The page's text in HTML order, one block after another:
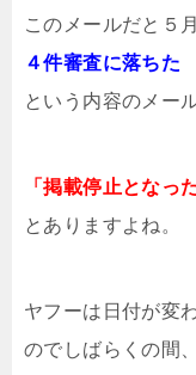
このメールだと５
４件審査に落ちた
という内容のメー
「掲載停止となっ
とありますよね。
ヤフーは日付が変
のでしばらくの間